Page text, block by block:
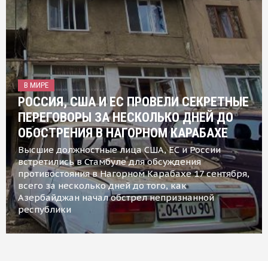
В МИРЕ
РОССИЯ, США И ЕС ПРОВЕЛИ СЕКРЕТНЫЕ
ПЕРЕГОВОРЫ ЗА НЕСКОЛЬКО ДНЕЙ ДО
ОБОСТРЕНИЯ В НАГОРНОМ КАРАБАХЕ
Высшие должностные лица США, ЕС и России
встретились в Стамбуле для обсуждения
противостояния в Нагорном Карабахе 17 сентября,
всего за несколько дней до того, как
Азербайджан начал обстрел непризнанной
республики